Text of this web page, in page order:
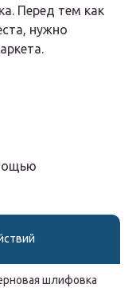
Перед тем как
нужно
шлифовка